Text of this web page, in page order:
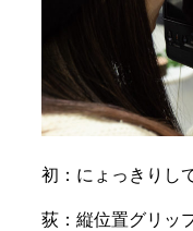
初：にょっきりし
荻： 縦位置グリッ